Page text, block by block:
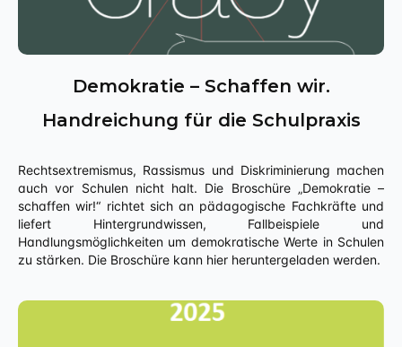
Demokratie – Schaffen wir.
Handreichung für die Schulpraxis
Rechtsextremismus, Rassismus und Diskriminierung machen
auch vor Schulen nicht halt. Die Broschüre „Demokratie –
schaffen wir!“ richtet sich an pädagogische Fachkräfte und
liefert Hintergrundwissen, Fallbeispiele und
Handlungsmöglichkeiten um demokratische Werte in Schulen
zu stärken. Die Broschüre kann hier heruntergeladen werden.